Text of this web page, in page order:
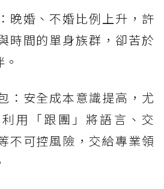
晚婚、不婚比例上升，許
時間的單身族群，卻苦於
：安全成本意識提高，尤
用「跟團」將語言、交
不可控風險，交給專業領